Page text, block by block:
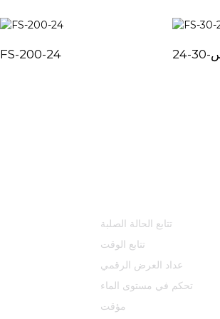
FS-200-24 24
تتابع الحالة الصلبة
تتابع الوقت
عداد العرض الرقمي
تحكم في مستوى الماء
مؤقت